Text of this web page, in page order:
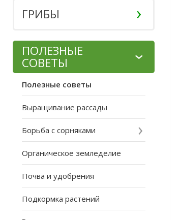
ГРИБЫ
ПОЛЕЗНЫЕ
СОВЕТЫ
Полезные советы
Выращивание рассады
Борьба с сорняками
Органическое земледелие
Почва и удобрения
Подкормка растений